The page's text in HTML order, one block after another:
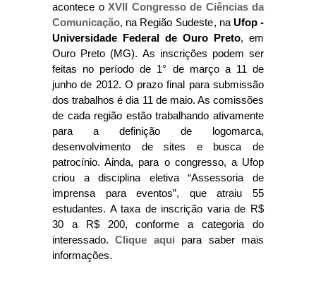
acontece o XVII Congresso de Ciências da
Comunicação, na Região Sudeste, na Ufop -
Universidade Federal de Ouro Preto, em
Ouro Preto (MG). As inscrições podem ser
feitas no período de 1° de março a 11 de
junho de 2012. O prazo final para submissão
dos trabalhos é dia 11 de maio. As comissões
de cada região estão trabalhando ativamente
para a definição de logomarca,
desenvolvimento de sites e busca de
patrocínio. Ainda, para o congresso, a Ufop
criou a disciplina eletiva “Assessoria de
imprensa para eventos”, que atraiu 55
estudantes. A taxa de inscrição varia de R$
30 a R$ 200, conforme a categoria do
interessado.Clique aqui para saber mais
informações.